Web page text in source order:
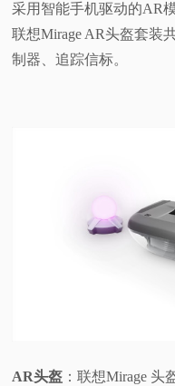
专
题
采用智能手机驱动的AR
联想Mirage AR头盔套装
制器、追踪信标。
AR头盔 ：联想Mirage